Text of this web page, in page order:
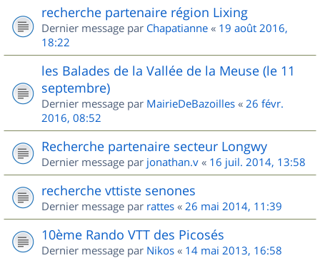
recherche partenaire région Lixing
Dernier message par Chapatianne « 19 août 2016,
18:22
les Balades de la Vallée de la Meuse (le 11
septembre)
Dernier message par MairieDeBazoilles « 26 févr.
2016, 08:52
Recherche partenaire secteur Longwy
Dernier message par jonathan.v « 16 juil. 2014, 13:58
recherche vttiste senones
Dernier message par rattes « 26 mai 2014, 11:39
10ème Rando VTT des Picosés
Dernier message par Nikos « 14 mai 2013, 16:58